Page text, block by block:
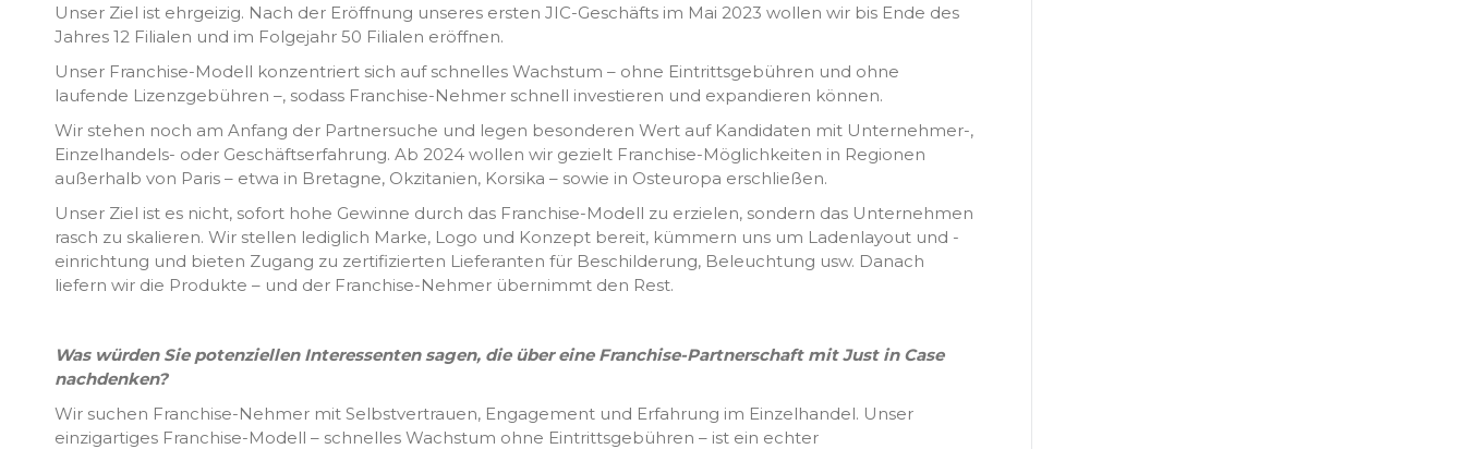
Unser Ziel ist ehrgeizig. Nach der Eröffnung unseres ersten JIC-Geschäfts im Mai 2023 wollen wir bis Ende des
Jahres 12 Filialen und im Folgejahr 50 Filialen eröffnen.
Unser Franchise-Modell konzentriert sich auf schnelles Wachstum – ohne Eintrittsgebühren und ohne
laufende Lizenzgebühren –, sodass Franchise-Nehmer schnell investieren und expandieren können.
Wir stehen noch am Anfang der Partnersuche und legen besonderen Wert auf Kandidaten mit Unternehmer-,
Einzelhandels- oder Geschäftserfahrung. Ab 2024 wollen wir gezielt Franchise-Möglichkeiten in Regionen
außerhalb von Paris – etwa in Bretagne, Okzitanien, Korsika – sowie in Osteuropa erschließen.
Unser Ziel ist es nicht, sofort hohe Gewinne durch das Franchise-Modell zu erzielen, sondern das Unternehmen
rasch zu skalieren. Wir stellen lediglich Marke, Logo und Konzept bereit, kümmern uns um Ladenlayout und -
einrichtung und bieten Zugang zu zertifizierten Lieferanten für Beschilderung, Beleuchtung usw. Danach
liefern wir die Produkte – und der Franchise-Nehmer übernimmt den Rest.
Was würden Sie potenziellen Interessenten sagen, die über eine Franchise-Partnerschaft mit Just in Case
nachdenken?
Wir suchen Franchise-Nehmer mit Selbstvertrauen, Engagement und Erfahrung im Einzelhandel. Unser
einzigartiges Franchise-Modell – schnelles Wachstum ohne Eintrittsgebühren – ist ein echter